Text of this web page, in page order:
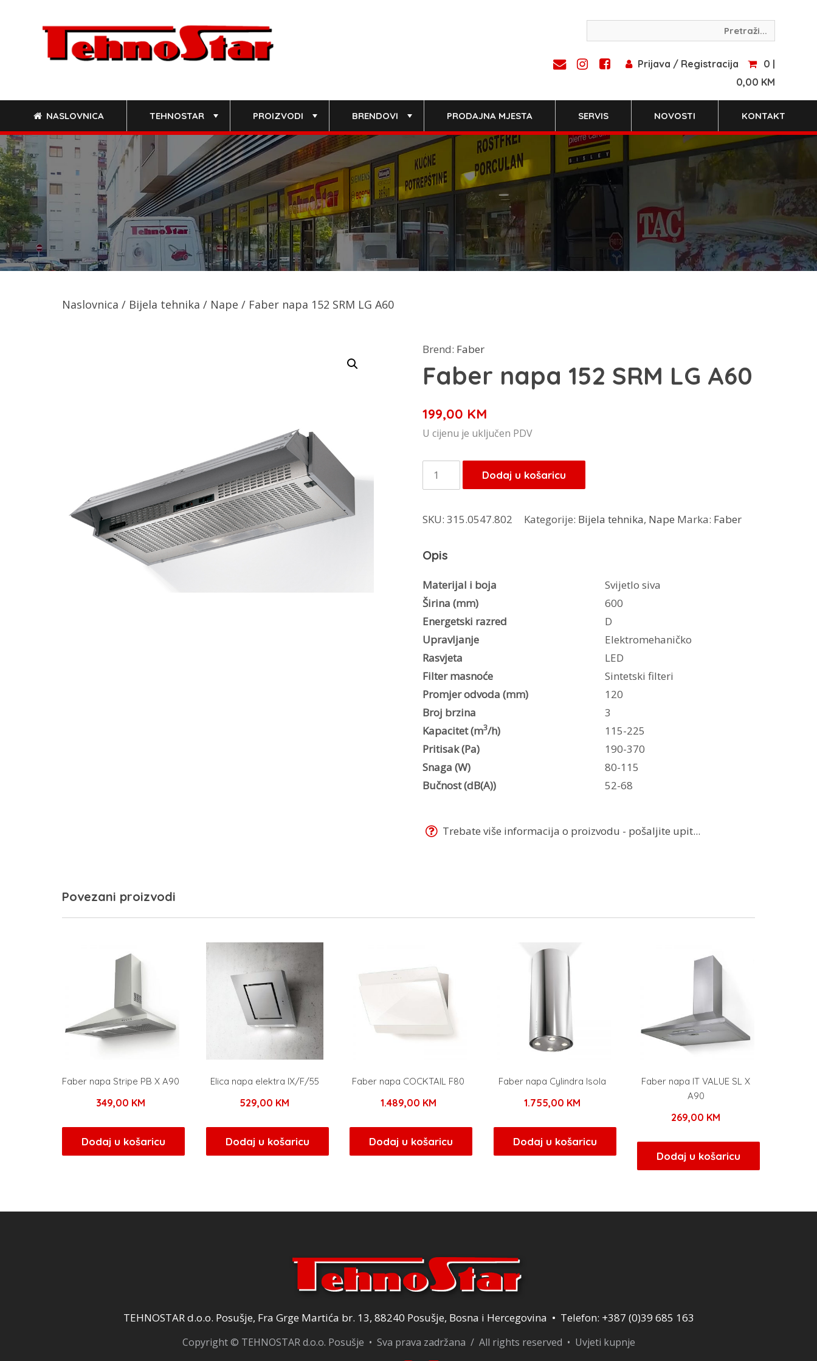
Prijava / Registracija
0 |
0,00 KM
NASLOVNICA TEHNOSTAR PROIZVODI BRENDOVI PRODAJNA MJESTA SERVIS NOVOSTI KONTAKT
Naslovnica / Bijela tehnika / Nape / Faber napa 152 SRM LG A60
Brend: Faber
Faber napa 152 SRM LG A60
199,00 KM
U cijenu je uključen PDV
Faber
napa
SRM
A60
količina
Dodaj u košaricu
SKU: 315.0547.802 Kategorije: Bijela tehnika, Nape Marka: Faber
Opis
Materijal i boja
Svijetlo siva
Širina (mm)
600
Energetski razred
D
Upravljanje
Elektromehaničko
Rasvjeta
LED
Filter masnoće
Sintetski filteri
Promjer odvoda (mm)
120
Broj brzina
3
Kapacitet (m3/h)
115-225
Pritisak (Pa)
190-370
Snaga (W)
80-115
Bučnost (dB(A))
52-68
Trebate više informacija o proizvodu - pošaljite upit...
Povezani proizvodi
Faber napa Stripe PB X A90
349,00 KM
Dodaj u košaricu
Elica napa elektra IX/F/55
529,00 KM
Dodaj u košaricu
Faber napa COCKTAIL F80
1.489,00 KM
Dodaj u košaricu
Faber napa Cylindra Isola
1.755,00 KM
Dodaj u košaricu
Faber napa IT VALUE SL X
A90
269,00 KM
Dodaj u košaricu
TEHNOSTAR d.o.o. Posušje, Fra Grge Martića br. 13, 88240 Posušje, Bosna i Hercegovina • Telefon: +387 (0)39 685 163
Copyright © TEHNOSTAR d.o.o. Posušje • Sva prava zadržana / All rights reserved • Uvjeti kupnje